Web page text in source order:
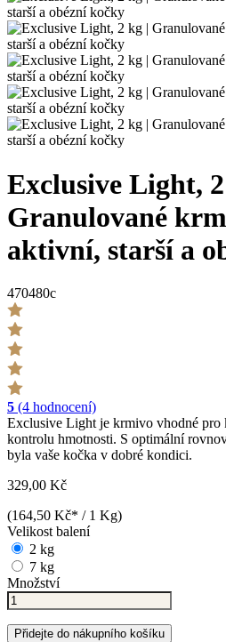
Exclusive Light,
Granulované
aktivní, starší a
470480c
5 (4 hodnocení)
Exclusive Light je krmivo vhodné pro
kontrolu hmotnosti. S optimální
byla vaše kočka v dobré kondici.
329,00 Kč
(164,50 Kč* / 1 Kg)
Velikost balení
2 kg
7 kg
Množství
Přidejte do nákupního košíku